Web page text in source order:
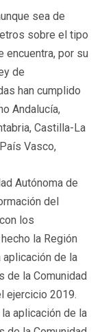
sea de
sobre el tipo
encuentra, por su
de
han cumplido
Andalucía,
Castilla-La
Vasco,
Autónoma de
del
los
la Región
de la
de la Comunidad
ejercicio 2019.
aplicación de la